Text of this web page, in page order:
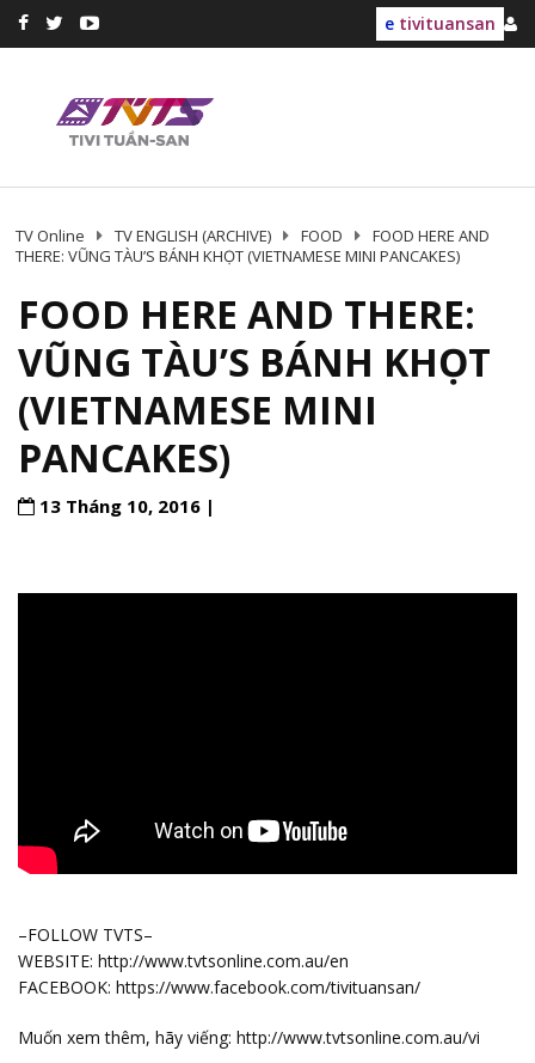
e tivituansan
TV Online TV ENGLISH (ARCHIVE) FOOD
FOOD HERE AND
THERE: VŨNG TÀU’S BÁNH KHỌT (VIETNAMESE MINI PANCAKES)
FOOD HERE AND THERE:
VŨNG TÀU’S BÁNH KHỌT
(VIETNAMESE MINI
PANCAKES)
13 Tháng 10, 2016 |
–FOLLOW TVTS–
WEBSITE: http://www.tvtsonline.com.au/en
FACEBOOK: https://www.facebook.com/tivituansan/
Muốn xem thêm, hãy viếng: http://www.tvtsonline.com.au/vi